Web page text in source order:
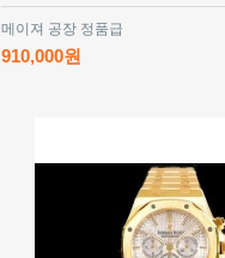
메이져 공장 정품급
910,000원